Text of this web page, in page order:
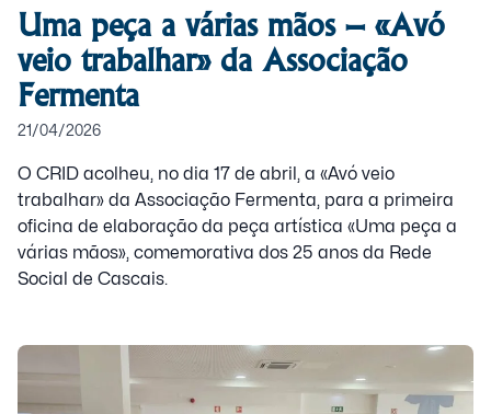
Uma peça a várias mãos – «Avó
veio trabalhar» da Associação
Fermenta
21/04/2026
O CRID acolheu, no dia 17 de abril, a «Avó veio
trabalhar» da Associação Fermenta, para a primeira
oficina de elaboração da peça artística «Uma peça a
várias mãos», comemorativa dos 25 anos da Rede
Social de Cascais.